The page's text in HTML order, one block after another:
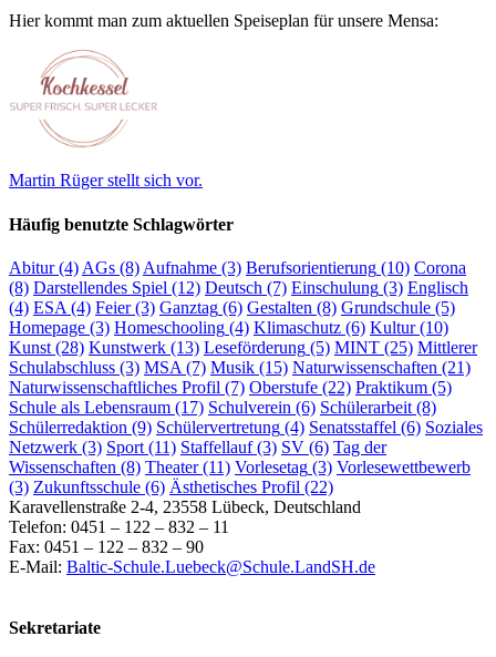
Hier kommt man zum aktuellen Speiseplan für unsere Mensa:
Martin Rüger stellt sich vor.
Häufig benutzte Schlagwörter
Abitur(4) AGs (8) Aufnahme (3) Berufsorientierung (10) Corona
(8) Darstellendes Spiel (12) Deutsch (7) Einschulung (3) Englisch
(4) ESA (4) Feier(3) Ganztag (6) Gestalten (8) Grundschule (5)
Homepage (3) Homeschooling (4) Klimaschutz (6) Kultur(10)
Kunst (28) Kunstwerk (13) Leseförderung (5) MINT (25) Mittlerer
Schulabschluss (3) MSA (7) Musik (15) Naturwissenschaften (21)
Naturwissenschaftliches Profil (7) Oberstufe (22) Praktikum (5)
Schule als Lebensraum (17) Schulverein (6) Schülerarbeit (8)
Schülerredaktion (9) Schülervertretung (4) Senatsstaffel (6) Soziales
Netzwerk (3) Sport (11) Staffellauf(3) SV (6) Tag der
Wissenschaften (8) Theater(11) Vorlesetag (3) Vorlesewettbewerb
(3) Zukunftsschule (6) Ästhetisches Profil (22)
Karavellenstraße 2-4, 23558 Lübeck, Deutschland
Telefon: 0451 – 122 – 832 – 11
Fax: 0451 – 122 – 832 – 90
E-Mail: Baltic-Schule.Luebeck@Schule.LandSH.de
Sekretariate